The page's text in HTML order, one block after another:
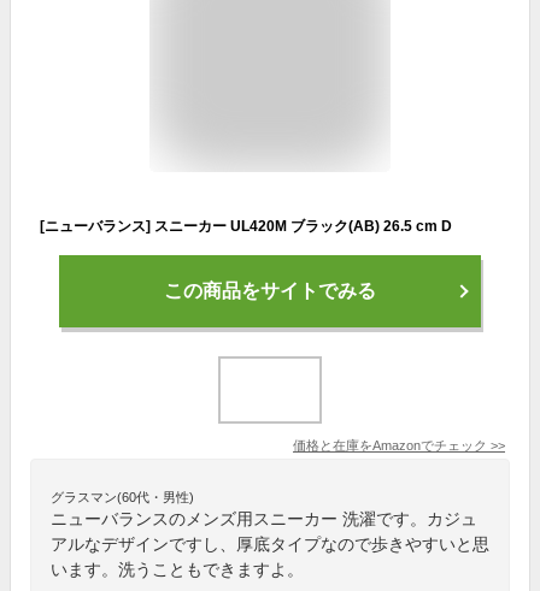
[ニューバランス] スニーカー UL420M ブラック(AB) 26.5 cm D
この商品をサイトでみる
価格と在庫をAmazonでチェック >>
グラスマン(60代・男性)
ニューバランスのメンズ用スニーカー 洗濯です。カジュ
アルなデザインですし、厚底タイプなので歩きやすいと思
います。洗うこともできますよ。